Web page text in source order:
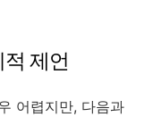
제언
어렵지만, 다음과